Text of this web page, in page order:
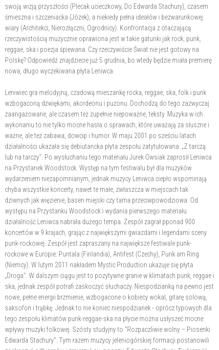
swoją wizją przyszłości (Plecak ucieczkowy, Do Edwarda Stachury), czasem
śmieszna i szczeniacka (Józek), a niekiedy pełna ideałów i bezwarunkowej
wiary (Architekci, Nierozłączni, Ogrodnicy). Konfrontacja z otaczającą
rzeczywistością muzycznie oprawiona jest w takie gatunki jak rock, punk,
reggae, ska i poezja śpiewana. Czy rzeczywiście Świat nie jest gotowy na
Polskę? Odpowiedź znajdziecie już 5 grudnia, bo wtedy będzie miała premierę
nowa, długo wyczekiwana płyta Leniwca.
Leniwiec gra melodyjną, czadową mieszankę rocka, reggae, ska, folk i punk
wzbogaconą dźwiękami, akordeonu i puzonu. Dochodzą do tego zazwyczaj
zaangażowane, ale czasem też zupełnie niepoważne, teksty. Muzyka w ich
wykonaniu to nie tylko mocne hasła o sprawach, które uważają za słuszne i
ważne, ale też zabawa, dowcip i humor. W maju 2001 po sześciu latach
działalności ukazała się debiutancka płyta zespołu zatytułowana: „Z tarczą
lub na tarczy". Po wysłuchaniu tego materiału Jurek Owsiak zaprosił Leniwca
na Przystanek Woodstock. Występ na tym festiwalu był dla muzyków
wydarzeniem niezapomnianym, jednak muzycy Leniwca ciepło wspominają
chyba wszystkie koncerty, nawet te małe, zwłaszcza w miejscach tak
dziwnych jak więzienie, basen miejski czy tama przeciwpowodziowa. Od
występu na Przystanku Woodstock i wydania pierwszego materiału
działalność Leniwca nabrała dużego tempa. Zespół zagrał pponad 900
koncertów w 9 krajach, grając z największymi gwiazdami i legendami sceny
punk-rockowej. Zespół jest zapraszany na największe festiwale punk-
rockowe w Europie: Puntala (Finlandia), Antifest (Czechy), Punk am Ring
(Niemcy). W lutym 2011 nakładem Mystic Production ukazuje się płyta
„Droga". W dalszym ciągu jest to pozytywne granie w klimatach punk, reggae i
ska, jednak zespół potrafi zaskoczyć słuchaczy. Niespodzianką na pewno jest
nowe, pełne energii brzmienie, wzbogacone o kobiecy wokal, gitarę solową,
saksofon i trąbkę. Jednak to nie koniec niespodzianek - oprócz typowych dla
tego zespołu klimatów punk-reggae-ska na płycie można usłyszeć mocne
wpływy muzyki folkowej. Szósty studyjny to "Rozpaczliwie wolny – Piosenki
Edwarda Stachury". Tym razem muzycy jeleniogórskiej formacji postanowili